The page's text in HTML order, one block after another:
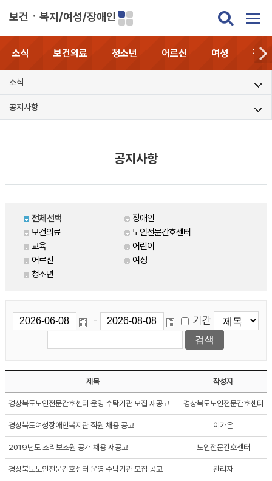
보건ㆍ복지/여성/장애인
소식 보건의료 청소년 어르신 여성 장애
소식
공지사항
공지사항
전체선택
장애인
보건의료
노인전문간호센터
교육
어린이
어르신
여성
청소년
- 기간
제목 작성자
경상북도노인전문간호센터 운영 수탁기관 모집 재공고 경상북도노인전문간호센터
경상북도여성장애인복지관 직원 채용 공고 이가은
2019년도 조리보조원 공개 채용 재공고 노인전문간호센터
경상북도노인전문간호센터 운영 수탁기관 모집 공고 관리자